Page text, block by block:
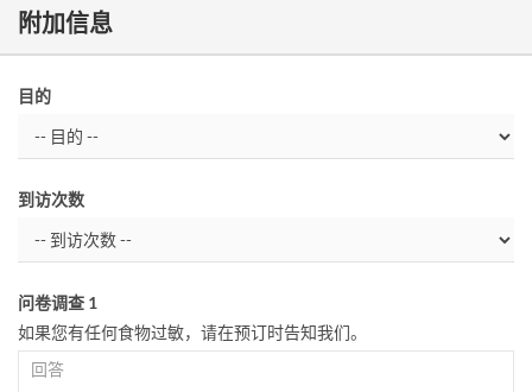
附加信息
目的
到访次数
问卷调查 1
如果您有任何食物过敏，请在预订时告知我们。